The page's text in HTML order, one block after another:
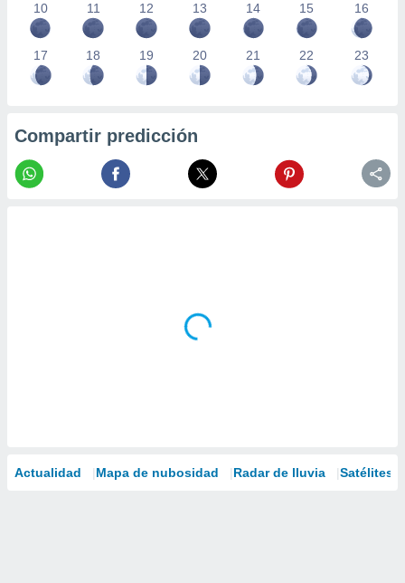
10
11 12 13 14 15 16
17 18 19 20 21 22 23
Compartir predicción
Actualidad Mapa de nubosidad Radar de lluvia Satélites